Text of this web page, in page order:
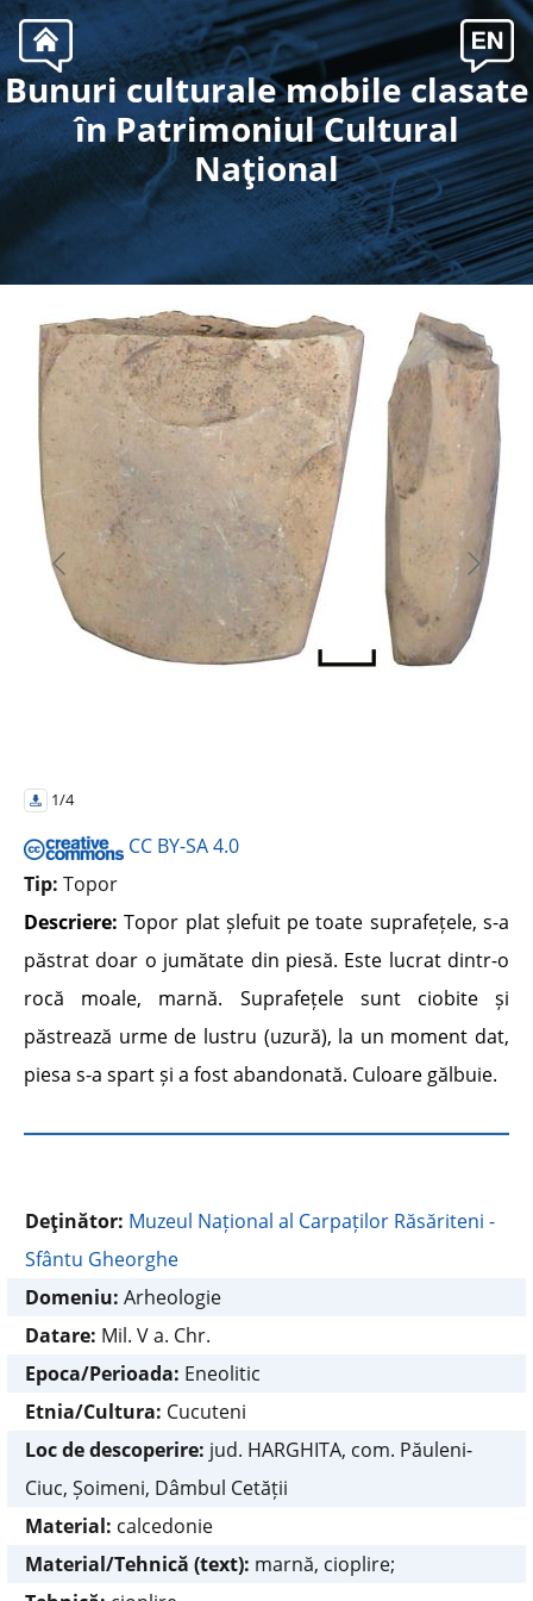
.
Bunuri culturale mobile clasate
în Patrimoniul Cultural
Naţional
1/4
CC BY-SA 4.0
Tip: Topor
Descriere:Topor plat șlefuit pe toate suprafețele, s-a
păstrat doar o jumătate din piesă. Este lucrat dintr-o
rocă moale, marnă. Suprafețele sunt ciobite și
păstrează urme de lustru (uzură), la un moment dat,
piesa s-a spart și a fost abandonată. Culoare gălbuie.
Deţinător: Muzeul Național al Carpaților Răsăriteni -
Sfântu Gheorghe
Domeniu: Arheologie
Datare: Mil. V a. Chr.
Epoca/Perioada: Eneolitic
Etnia/Cultura: Cucuteni
Loc de descoperire: jud. HARGHITA, com. Păuleni-
Ciuc, Șoimeni, Dâmbul Cetății
Material: calcedonie
Material/Tehnică (text): marnă, cioplire;